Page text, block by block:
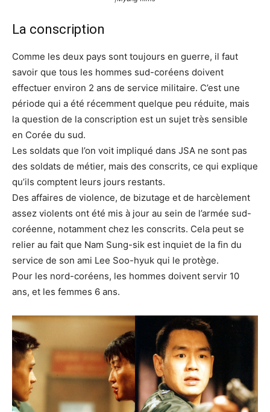
La conscription
Comme les deux pays sont toujours en guerre, il faut
savoir que tous les hommes sud-coréens doivent
effectuer environ 2 ans de service militaire. C’est une
période qui a été récemment quelque peu réduite, mais
la question de la conscription est un sujet très sensible
en Corée du sud.
Les soldats que l’on voit impliqué dans JSA ne sont pas
des soldats de métier, mais des conscrits, ce qui explique
qu’ils comptent leurs jours restants.
Des affaires de violence, de bizutage et de harcèlement
assez violents ont été mis à jour au sein de l’armée sud-
coréenne, notamment chez les conscrits. Cela peut se
relier au fait que Nam Sung-sik est inquiet de la fin du
service de son ami Lee Soo-hyuk qui le protège.
Pour les nord-coréens, les hommes doivent servir 10
ans, et les femmes 6 ans.